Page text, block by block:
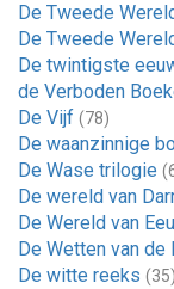
De Tweede
De Tweede
De twintigste
de Verboden
De Vijf (78)
De waanzinnige
De Wase trilogie
De wereld van
De Wereld van
De Wetten van de
De witte reeks (35)